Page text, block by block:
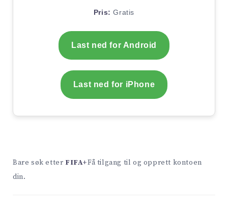
Pris: Gratis
Last ned for Android
Last ned for iPhone
Bare søk etter FIFA+Få tilgang til og opprett kontoen
din.